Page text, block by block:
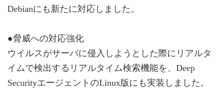
Debianにも新たに対応しました。
●脅威への対応強化
ウイルスがサーバに侵入しようとした際にリアルタ
イムで検出するリアルタイム検索機能を、Deep
SecurityエージェントのLinux版にも実装しました。